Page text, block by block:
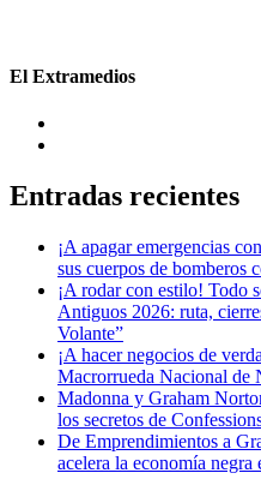
El Extramedios
Entradas recientes
¡A apagar emergencias
sus cuerpos de bomberos
¡A rodar con estilo! Todo
Antiguos 2026: ruta,
Volante”
¡A hacer negocios de
Macrorrueda Nacional de
Madonna y Graham
los secretos de
De Emprendimientos a
acelera la economía negra